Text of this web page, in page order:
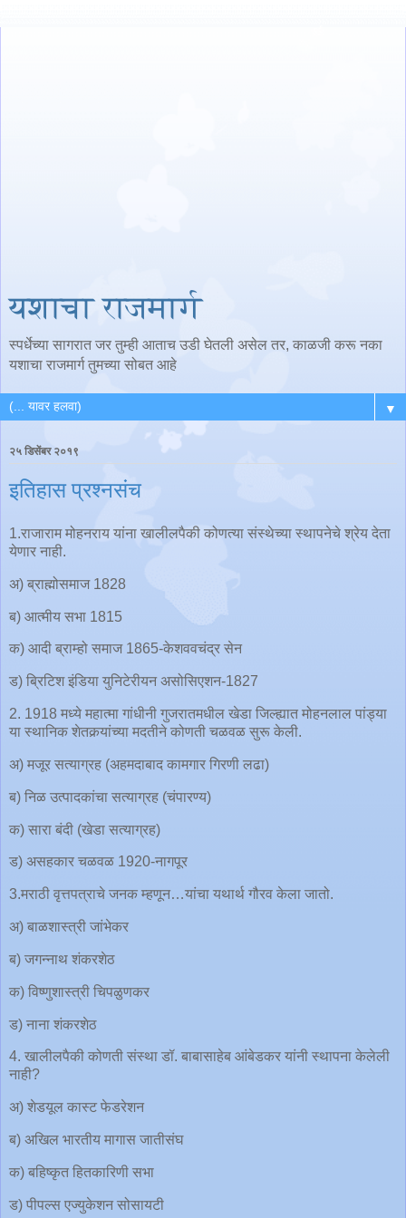
यशाचा राजमार्ग
स्पर्धेच्या सागरात जर तुम्ही आताच उडी घेतली असेल तर, काळजी करू नका
यशाचा राजमार्ग तुमच्या सोबत आहे
▼
२५ डिसेंबर २०१९
इतिहास प्रश्नसंच
1.राजाराम मोहनराय यांना खालीलपैकी कोणत्या संस्थेच्या स्थापनेचे श्रेय देता
येणार नाही.
अ) ब्राह्मोसमाज 1828
ब) आत्मीय सभा 1815
क) आदी ब्राम्हो समाज 1865-केशववचंद्र सेन
ड) ब्रिटिश इंडिया युनिटेरीयन असोसिएशन-1827
2. 1918 मध्ये महात्मा गांधीनी गुजरातमधील खेडा जिल्ह्यात मोहनलाल पांड्या
या स्थानिक शेतकर्‍यांच्या मदतीने कोणती चळवळ सुरू केली.
अ) मजूर सत्याग्रह (अहमदाबाद कामगार गिरणी लढा)
ब) निळ उत्पादकांचा सत्याग्रह (चंपारण्य)
क) सारा बंदी (खेडा सत्याग्रह)
ड) असहकार चळवळ 1920-नागपूर
3.मराठी वृत्तपत्राचे जनक म्हणून…यांचा यथार्थ गौरव केला जातो.
अ) बाळशास्त्री जांभेकर
ब) जगन्नाथ शंकरशेठ
क) विष्णुशास्त्री चिपळुणकर
ड) नाना शंकरशेठ
4. खालीलपैकी कोणती संस्था डॉ. बाबासाहेब आंबेडकर यांनी स्थापना केलेली
नाही?
अ) शेडयूल कास्ट फेडरेशन
ब) अखिल भारतीय मागास जातीसंघ
क) बहिष्कृत हितकारिणी सभा
ड) पीपल्स एज्युकेशन सोसायटी